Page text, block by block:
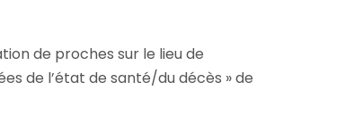
de proches sur le lieu de
de l’état de santé/du décès » de